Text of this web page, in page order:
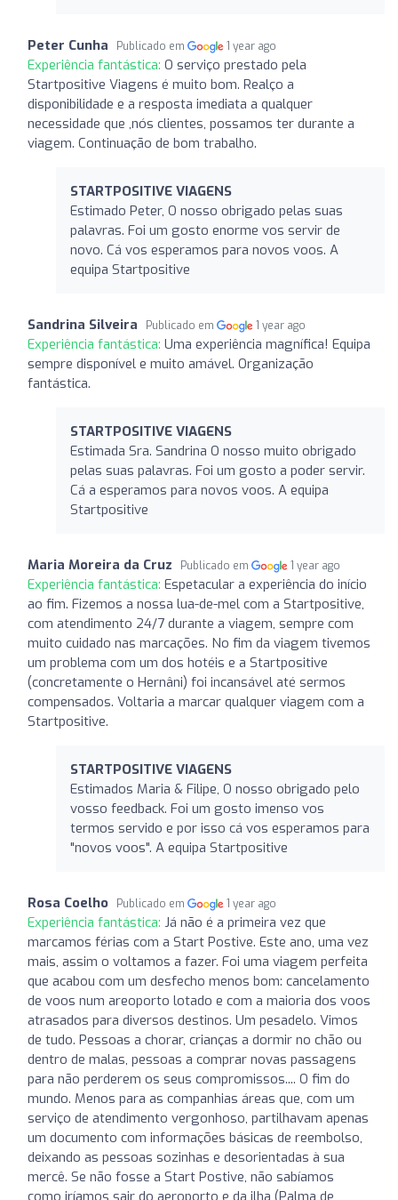
Peter Cunha Publicado em 1 year ago
Experiência fantástica: O serviço prestado pela
Startpositive Viagens é muito bom. Realço a
disponibilidade e a resposta imediata a qualquer
necessidade que ,nós clientes, possamos ter durante a
viagem. Continuação de bom trabalho.
STARTPOSITIVE VIAGENS
Estimado Peter, O nosso obrigado pelas suas
palavras. Foi um gosto enorme vos servir de
novo. Cá vos esperamos para novos voos. A
equipa Startpositive
Sandrina Silveira Publicado em 1 year ago
Experiência fantástica: Uma experiência magnífica! Equipa
sempre disponível e muito amável. Organização
fantástica.
STARTPOSITIVE VIAGENS
Estimada Sra. Sandrina O nosso muito obrigado
pelas suas palavras. Foi um gosto a poder servir.
Cá a esperamos para novos voos. A equipa
Startpositive
Maria Moreira da Cruz Publicado em 1 year ago
Experiência fantástica: Espetacular a experiência do início
ao fim. Fizemos a nossa lua-de-mel com a Startpositive,
com atendimento 24/7 durante a viagem, sempre com
muito cuidado nas marcações. No fim da viagem tivemos
um problema com um dos hotéis e a Startpositive
(concretamente o Hernâni) foi incansável até sermos
compensados. Voltaria a marcar qualquer viagem com a
Startpositive.
STARTPOSITIVE VIAGENS
Estimados Maria & Filipe, O nosso obrigado pelo
vosso feedback. Foi um gosto imenso vos
termos servido e por isso cá vos esperamos para
"novos voos". A equipa Startpositive
Rosa Coelho Publicado em 1 year ago
Experiência fantástica: Já não é a primeira vez que
marcamos férias com a Start Postive. Este ano, uma vez
mais, assim o voltamos a fazer. Foi uma viagem perfeita
que acabou com um desfecho menos bom: cancelamento
de voos num areoporto lotado e com a maioria dos voos
atrasados para diversos destinos. Um pesadelo. Vimos
de tudo. Pessoas a chorar, crianças a dormir no chão ou
dentro de malas, pessoas a comprar novas passagens
para não perderem os seus compromissos.... O fim do
mundo. Menos para as companhias áreas que, com um
serviço de atendimento vergonhoso, partilhavam apenas
um documento com informações básicas de reembolso,
deixando as pessoas sozinhas e desorientadas à sua
mercê. Se não fosse a Start Postive, não sabíamos
como iríamos sair do aeroporto e da ilha (Palma de